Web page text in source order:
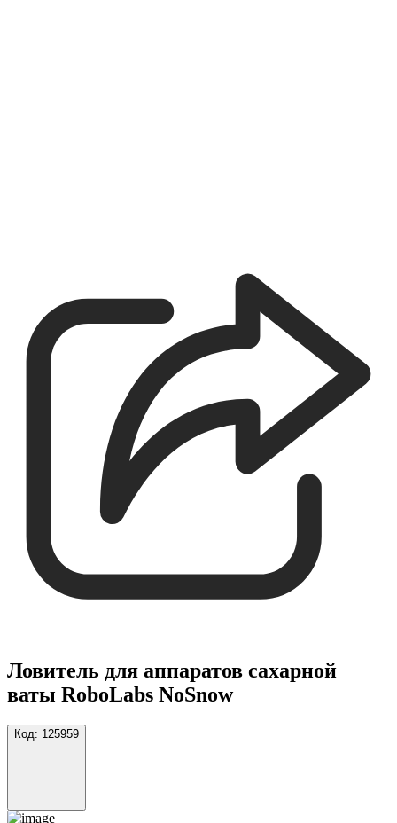
Ловитель для аппаратов сахарной
ваты RoboLabs NoSnow
Код: 125959